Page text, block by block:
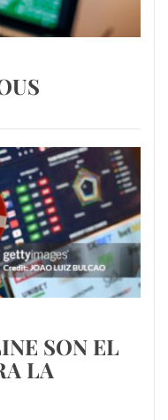
SON EL
LA